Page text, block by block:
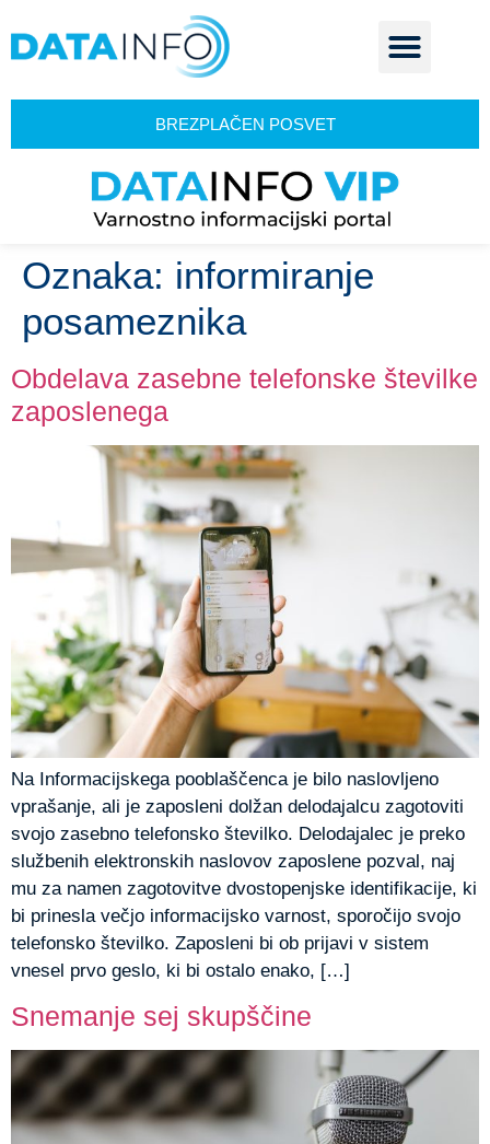
BREZPLAČEN POSVET
Oznaka: informiranje
posameznika
Obdelava zasebne telefonske številke
zaposlenega
Na Informacijskega pooblaščenca je bilo naslovljeno
vprašanje, ali je zaposleni dolžan delodajalcu zagotoviti
svojo zasebno telefonsko številko. Delodajalec je preko
službenih elektronskih naslovov zaposlene pozval, naj
mu za namen zagotovitve dvostopenjske identifikacije, ki
bi prinesla večjo informacijsko varnost, sporočijo svojo
telefonsko številko. Zaposleni bi ob prijavi v sistem
vnesel prvo geslo, ki bi ostalo enako, […]
Snemanje sej skupščine